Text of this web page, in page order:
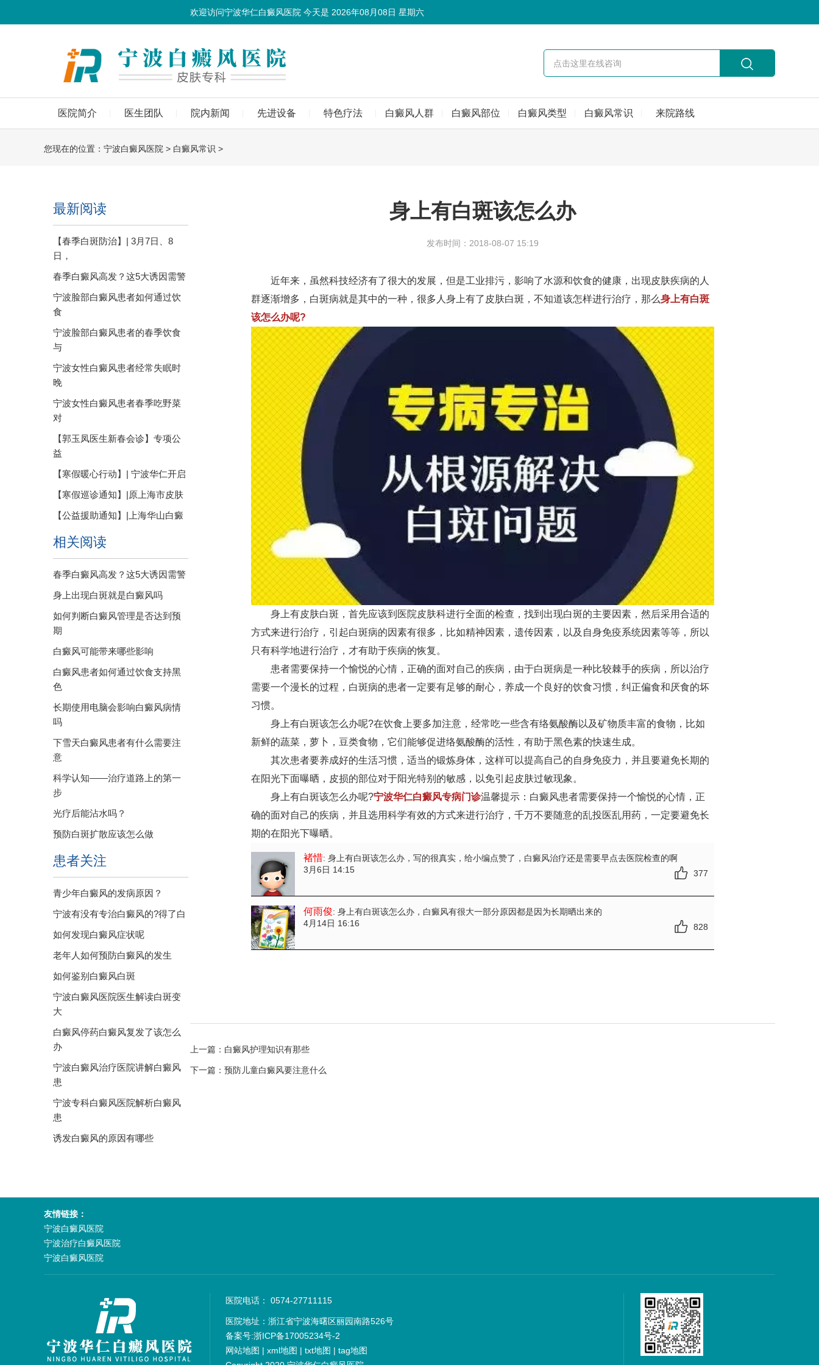
欢迎访问宁波华仁白癜风医院 今天是 2026年08月08日 星期六
医院简介 医生团队 院内新闻 先进设备 特色疗法 白癜风人群 白癜风部位 白癜风类型 白癜风常识 来院路线
您现在的位置： 宁波白癜风医院 > 白癜风常识 >
最新阅读
【春季白斑防治】| 3月7日、8
日，
春季白癜风高发？这5大诱因需警
宁波脸部白癜风患者如何通过饮
食
宁波脸部白癜风患者的春季饮食
与
宁波女性白癜风患者经常失眠时
晚
宁波女性白癜风患者春季吃野菜
对
【郭玉凤医生新春会诊】专项公
益
【寒假暖心行动】| 宁波华仁开启
【寒假巡诊通知】|原上海市皮肤
【公益援助通知】|上海华山白癜
相关阅读
春季白癜风高发？这5大诱因需警
身上出现白斑就是白癜风吗
如何判断白癜风管理是否达到预
期
白癜风可能带来哪些影响
白癜风患者如何通过饮食支持黑
色
长期使用电脑会影响白癜风病情
吗
下雪天白癜风患者有什么需要注
意
科学认知——治疗道路上的第一
步
光疗后能沾水吗？
预防白斑扩散应该怎么做
患者关注
青少年白癜风的发病原因？
宁波有没有专治白癜风的?得了白
如何发现白癜风症状呢
老年人如何预防白癜风的发生
如何鉴别白癜风白斑
宁波白癜风医院医生解读白斑变
大
白癜风停药白癜风复发了该怎么
办
宁波白癜风治疗医院讲解白癜风
患
宁波专科白癜风医院解析白癜风
患
诱发白癜风的原因有哪些
身上有白斑该怎么办
发布时间：2018-08-07 15:19
近年来，虽然科技经济有了很大的发展，但是工业排污，影响了水源和饮食的健康，出现皮肤疾病的人
群逐渐增多，白斑病就是其中的一种，很多人身上有了皮肤白斑，不知道该怎样进行治疗，那么身上有白斑
该怎么办呢?
身上有皮肤白斑，首先应该到医院皮肤科进行全面的检查，找到出现白斑的主要因素，然后采用合适的
方式来进行治疗，引起白斑病的因素有很多，比如精神因素，遗传因素，以及自身免疫系统因素等等，所以
只有科学地进行治疗，才有助于疾病的恢复。
患者需要保持一个愉悦的心情，正确的面对自己的疾病，由于白斑病是一种比较棘手的疾病，所以治疗
需要一个漫长的过程，白斑病的患者一定要有足够的耐心，养成一个良好的饮食习惯，纠正偏食和厌食的坏
习惯。
身上有白斑该怎么办呢?在饮食上要多加注意，经常吃一些含有络氨酸酶以及矿物质丰富的食物，比如
新鲜的蔬菜，萝卜，豆类食物，它们能够促进络氨酸酶的活性，有助于黑色素的快速生成。
其次患者要养成好的生活习惯，适当的锻炼身体，这样可以提高自己的自身免疫力，并且要避免长期的
在阳光下面曝晒，皮损的部位对于阳光特别的敏感，以免引起皮肤过敏现象。
身上有白斑该怎么办呢?宁波华仁白癜风专病门诊温馨提示：白癜风患者需要保持一个愉悦的心情，正
确的面对自己的疾病，并且选用科学有效的方式来进行治疗，千万不要随意的乱投医乱用药，一定要避免长
期的在阳光下曝晒。
褚惜: 身上有白斑该怎么办 ，写的很真实，给小编点赞了，白癜风治疗还是需要早点去医院检查的啊
3月6日 14:15
377
何雨俊: 身上有白斑该怎么办 ，白癜风有很大一部分原因都是因为长期晒出来的
4月14日 16:16
828
上一篇： 白癜风护理知识有那些
下一篇： 预防儿童白癜风要注意什么
友情链接：
宁波白癜风医院
宁波治疗白癜风医院
宁波白癜风医院
医院电话： 0574-27711115
医院地址：浙江省宁波海曙区丽园南路526号
备案号:浙ICP备17005234号-2
网站地图 | xml地图 | txt地图 | tag地图